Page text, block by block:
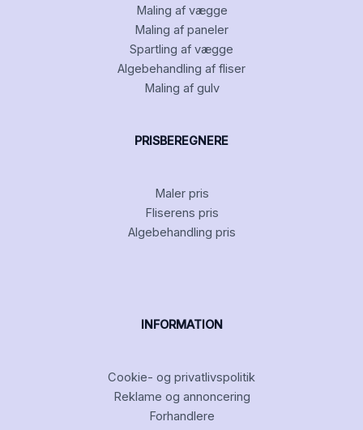
Maling af vægge
Maling af paneler
Spartling af vægge
Algebehandling af fliser
Maling af gulv
PRISBEREGNERE
Maler pris
Fliserens pris
Algebehandling pris
INFORMATION
Cookie- og privatlivspolitik
Reklame og annoncering
Forhandlere